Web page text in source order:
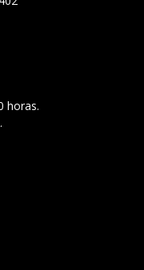
horas.